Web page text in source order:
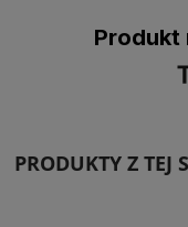
Produkt
PRODUKTY Z TEJ